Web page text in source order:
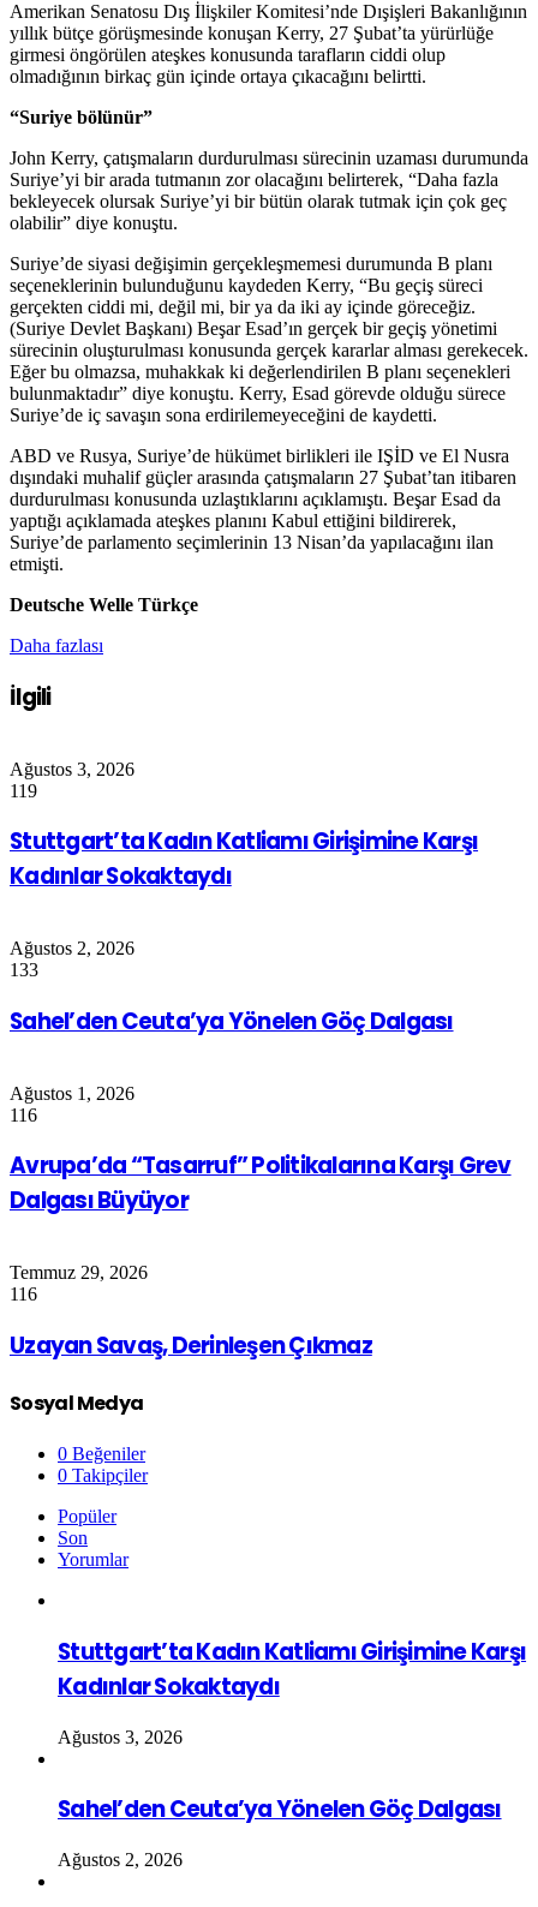
Amerikan Senatosu Dış İlişkiler Komitesi’nde Dışişleri Bakanlığının
yıllık bütçe görüşmesinde konuşan Kerry, 27 Şubat’ta yürürlüğe
girmesi öngörülen ateşkes konusunda tarafların ciddi olup
olmadığının birkaç gün içinde ortaya çıkacağını belirtti.
“Suriye bölünür”
John Kerry, çatışmaların durdurulması sürecinin uzaması durumunda
Suriye’yi bir arada tutmanın zor olacağını belirterek, “Daha fazla
bekleyecek olursak Suriye’yi bir bütün olarak tutmak için çok geç
olabilir” diye konuştu.
Suriye’de siyasi değişimin gerçekleşmemesi durumunda B planı
seçeneklerinin bulunduğunu kaydeden Kerry, “Bu geçiş süreci
gerçekten ciddi mi, değil mi, bir ya da iki ay içinde göreceğiz.
(Suriye Devlet Başkanı) Beşar Esad’ın gerçek bir geçiş yönetimi
sürecinin oluşturulması konusunda gerçek kararlar alması gerekecek.
Eğer bu olmazsa, muhakkak ki değerlendirilen B planı seçenekleri
bulunmaktadır” diye konuştu. Kerry, Esad görevde olduğu sürece
Suriye’de iç savaşın sona erdirilemeyeceğini de kaydetti.
ABD ve Rusya, Suriye’de hükümet birlikleri ile IŞİD ve El Nusra
dışındaki muhalif güçler arasında çatışmaların 27 Şubat’tan itibaren
durdurulması konusunda uzlaştıklarını açıklamıştı. Beşar Esad da
yaptığı açıklamada ateşkes planını Kabul ettiğini bildirerek,
Suriye’de parlamento seçimlerinin 13 Nisan’da yapılacağını ilan
etmişti.
Deutsche Welle Türkçe
Daha fazlası
İlgili
Ağustos 3, 2026
119
Stuttgart’ta Kadın Katliamı Girişimine Karşı
Kadınlar Sokaktaydı
Ağustos 2, 2026
133
Sahel’den Ceuta’ya Yönelen Göç Dalgası
Ağustos 1, 2026
116
Avrupa’da “Tasarruf” Politikalarına Karşı Grev
Dalgası Büyüyor
Temmuz 29, 2026
116
Uzayan Savaş, Derinleşen Çıkmaz
Sosyal Medya
0 Beğeniler
0 Takipçiler
Popüler
Son
Yorumlar
Stuttgart’ta Kadın Katliamı Girişimine Karşı
Kadınlar Sokaktaydı
Ağustos 3, 2026
Sahel’den Ceuta’ya Yönelen Göç Dalgası
Ağustos 2, 2026